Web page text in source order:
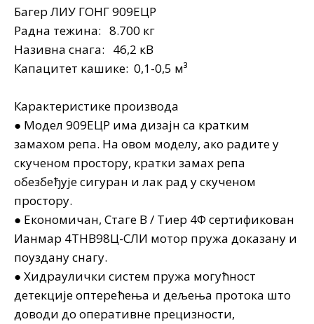
Багер ЛИУ ГОНГ 909ЕЦР
Радна тежина: 8.700 кг
Називна снага: 46,2 кВ
Капацитет кашике: 0,1-0,5 м³
Карактеристике производа
● Модел 909ЕЦР има дизајн са кратким
замахом репа. На овом моделу, ако радите у
скученом простору, кратки замах репа
обезбеђује сигуран и лак рад у скученом
простору.
● Економичан, Стаге В / Тиер 4Ф сертификован
Ианмар 4ТНВ98Ц-СЛИ мотор пружа доказану и
поуздану снагу.
● Хидраулички систем пружа могућност
детекције оптерећења и дељења протока што
доводи до оперативне прецизности,